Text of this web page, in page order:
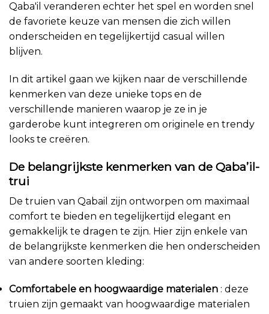
worden
gekozen
op
Qaba'il veranderen echter het spel en worden snel
de favoriete keuze van mensen die zich willen
onderscheiden en tegelijkertijd casual willen
blijven.
In dit artikel gaan we kijken naar de verschillende
kenmerken van deze unieke tops en de
verschillende manieren waarop je ze in je
garderobe kunt integreren om originele en trendy
looks te creëren.
De belangrijkste kenmerken van de Qaba’il-
trui
De truien van Qabail zijn ontworpen om maximaal
comfort te bieden en tegelijkertijd elegant en
gemakkelijk te dragen te zijn. Hier zijn enkele van
de belangrijkste kenmerken die hen onderscheiden
van andere soorten kleding:
Comfortabele en hoogwaardige materialen : deze
truien zijn gemaakt van hoogwaardige materialen